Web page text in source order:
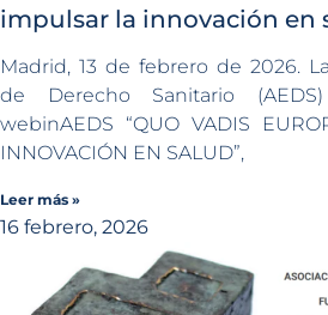
impulsar la innovación en
Madrid, 13 de febrero de 2026.
de Derecho Sanitario
webinAEDS “QUO VADIS
INNOVACIÓN EN SALUD”,
Leer más »
16 febrero, 2026